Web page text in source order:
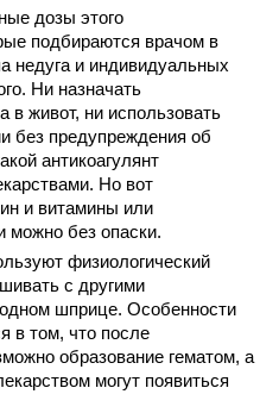
дозы этого
подбираются врачом в
недуга и индивидуальных
Ни назначать
в живот, ни использовать
без предупреждения об
антикоагулянт
Но вот
и витамины или
можно без опаски.
физиологический
с другими
шприце. Особенности
в том, что после
образование гематом, а
могут появиться